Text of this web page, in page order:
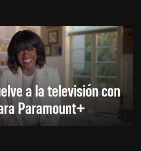
a la televisión con
Paramount+